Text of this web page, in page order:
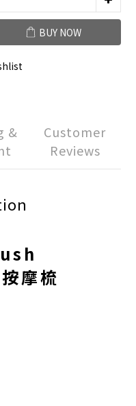
BUY NOW
&
Customer
Reviews
摩梳